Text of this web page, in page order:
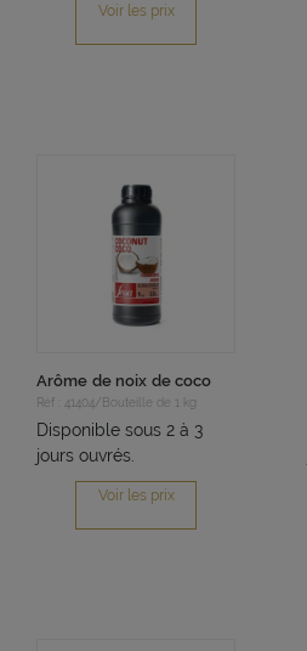
Voir les prix
Arôme de noix de coco
Réf : 41404/Bouteille de 1 kg
Disponible sous 2 à 3
jours ouvrés.
Voir les prix